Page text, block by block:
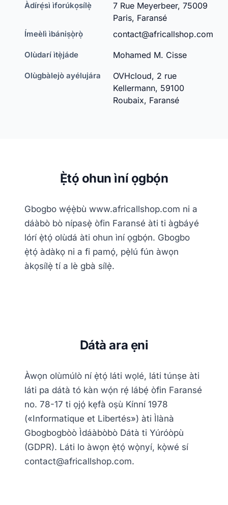
Àdírẹ́sì ìforúkọsílẹ̀
7 Rue Meyerbeer, 75009
Paris, Faransé
Ímeèlì ìbániṣọ̀rọ̀ contact@africallshop.com
Olùdarí ìtẹ̀jáde Mohamed M. Cisse
Olùgbàlejò ayélujára
OVHcloud, 2 rue
Kellermann, 59100
Roubaix, Faransé
Ẹ̀tọ́ ohun ìní ọgbọ́n
Gbogbo wẹ́ẹ̀bù www.africallshop.com ni a
dáàbò bò nípasẹ̀ òfin Faransé àti ti àgbáyé
lórí ẹ̀tọ́ olùdá àti ohun ìní ọgbọ́n. Gbogbo
ẹ̀tọ́ àdàkọ ni a fi pamọ́, pẹ̀lú fún àwọn
àkọsílẹ̀ tí a lè gbà sílẹ̀.
Dátà ara ẹni
Àwọn olùmúlò ní ẹ̀tọ́ láti wọlé, láti túnṣe àti
láti pa dátà tó kàn wọ́n rẹ́ lábẹ́ òfin Faransé
no. 78-17 ti ọjọ́ kẹfà oṣù Kínní 1978
(«Informatique et Libertés») àti Ìlànà
Gbogbogbòò Ìdáàbòbò Dátà ti Yúróòpù
(GDPR). Láti lo àwọn ẹ̀tọ́ wọ̀nyí, kọ̀wé sí
contact@africallshop.com.